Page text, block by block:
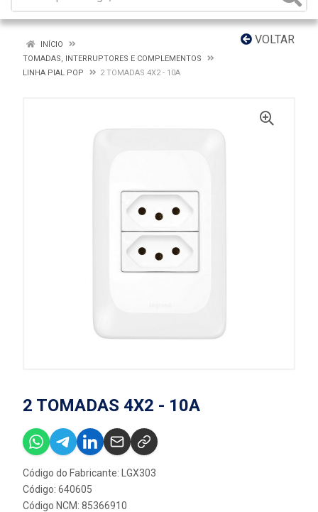
VOLTAR
INÍCIO
TOMADAS, INTERRUPTORES E COMPLEMENTOS
LINHA PIAL POP
2 TOMADAS 4X2 - 10A
2 TOMADAS 4X2 - 10A
Código do Fabricante: LGX303
Código: 640605
Código NCM: 85366910